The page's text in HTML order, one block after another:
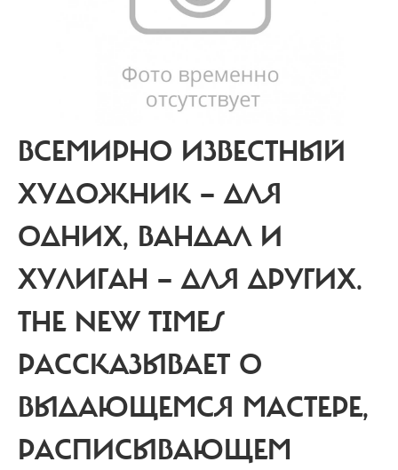
ВСЕМИРНО ИЗВЕСТНЫЙ
ХУДОЖНИК — ДЛЯ
ОДНИХ, ВАНДАЛ И
ХУЛИГАН — ДЛЯ ДРУГИХ.
THE NEW TIMES
РАССКАЗЫВАЕТ О
ВЫДАЮЩЕМСЯ МАСТЕРЕ,
РАСПИСЫВАЮЩЕМ